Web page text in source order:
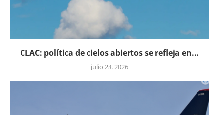
CLAC: política de cielos abiertos se refleja en...
julio 28, 2026